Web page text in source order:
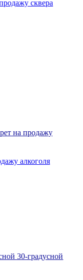
сквера
алкоголя